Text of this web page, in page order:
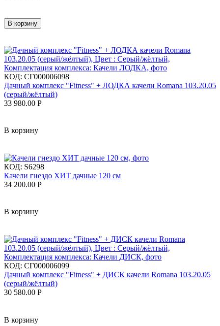
В корзину
КОД: СГ000006098
Дачный комплекс "Fitness" + ЛОДКА качели Romana 103.20.05
(серый/жёлтый)
33 980.00 Р
В корзину
КОД: S6298
Качели гнездо ХИТ дачные 120 см
34 200.00 Р
В корзину
КОД: СГ000006099
Дачный комплекс "Fitness" + ДИСК качели Romana 103.20.05
(серый/жёлтый)
30 580.00 Р
В корзину